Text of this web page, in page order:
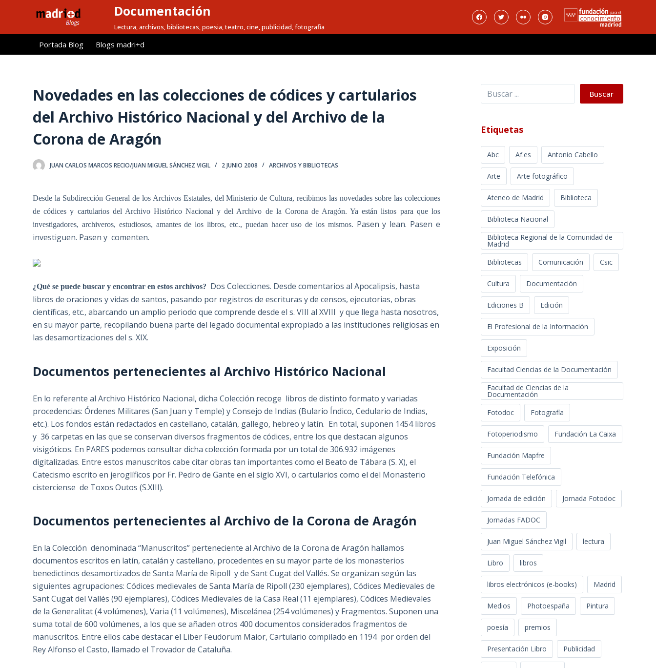
l
Documentación
Lectura, archivos, bibliotecas, poesia, teatro, cine, publicidad, fotografia
Portada Blog Blogs madri+d
Novedades en las colecciones de códices y cartularios
del Archivo Histórico Nacional y del Archivo de la
Corona de Aragón
JUAN CARLOS MARCOS RECIO/JUAN MIGUEL SÁNCHEZ VIGIL 2 JUNIO 2008 ARCHIVOS Y BIBLIOTECAS
Desde la Subdirección General de los Archivos Estatales, del Ministerio de Cultura, recibimos las novedades sobre las colecciones
de códices y cartularios del Archivo Histórico Nacional y del Archivo de la Corona de Aragón. Ya están listos para que los
investigadores, archiveros, estudiosos, amantes de los libros, etc., puedan hacer uso de los mismos. Pasen y lean. Pasen e
investiguen. Pasen y comenten.
¿Qué se puede buscar y encontrar en estos archivos? Dos Colecciones. Desde comentarios al Apocalipsis, hasta
libros de oraciones y vidas de santos, pasando por registros de escrituras y de censos, ejecutorias, obras
científicas, etc., abarcando un amplio periodo que comprende desde el s. VIII al XVIII y que llega hasta nosotros,
en su mayor parte, recopilando buena parte del legado documental expropiado a las instituciones religiosas en
las desamortizaciones del s. XIX.
Documentos pertenecientes al Archivo Histórico Nacional
En lo referente al Archivo Histórico Nacional, dicha Colección recoge libros de distinto formato y variadas
procedencias: Órdenes Militares (San Juan y Temple) y Consejo de Indias (Bulario Índico, Cedulario de Indias,
etc.). Los fondos están redactados en castellano, catalán, gallego, hebreo y latín. En total, suponen 1454 libros
y 36 carpetas en las que se conservan diversos fragmentos de códices, entre los que destacan algunos
visigóticos. En PARES podemos consultar dicha colección formada por un total de 306.932 imágenes
digitalizadas. Entre estos manuscritos cabe citar obras tan importantes como el Beato de Tábara (S. X), el
Catecismo escrito en jeroglíficos por Fr. Pedro de Gante en el siglo XVI, o cartularios como el del Monasterio
cisterciense de Toxos Outos (S.XIII).
Documentos pertenecientes al Archivo de la Corona de Aragón
En la Colección denominada “Manuscritos” perteneciente al Archivo de la Corona de Aragón hallamos
documentos escritos en latín, catalán y castellano, procedentes en su mayor parte de los monasterios
benedictinos desamortizados de Santa María de Ripoll y de Sant Cugat del Vallés. Se organizan según las
siguientes agrupaciones: Códices medievales de Santa María de Ripoll (230 ejemplares), Códices Medievales de
Sant Cugat del Vallés (90 ejemplares), Códices Medievales de la Casa Real (11 ejemplares), Códices Medievales
de la Generalitat (4 volúmenes), Varia (11 volúmenes), Miscelánea (254 volúmenes) y Fragmentos. Suponen una
suma total de 600 volúmenes, a los que se añaden otros 400 documentos considerados fragmentos de
manuscritos. Entre ellos cabe destacar el Liber Feudorum Maior, Cartulario compilado en 1194 por orden del
Rey Alfonso el Casto, llamado el Trovador de Cataluña.
Buscar Buscar
Etiquetas
Abc Af.es Antonio Cabello
Arte Arte fotográfico
Ateneo de Madrid Biblioteca
Biblioteca Nacional
Biblioteca Regional de la Comunidad de
Madrid
Bibliotecas
Comunicación Csic
Cultura Documentación
Ediciones B Edición
El Profesional de la Información
Exposición
Facultad Ciencias de la Documentación
Facultad de Ciencias de la
Documentación
Fotodoc
Fotografía
Fotoperiodismo Fundación La Caixa
Fundación Mapfre
Fundación Telefónica
Jornada de edición Jornada Fotodoc
Jornadas FADOC
Juan Miguel Sánchez Vigil lectura
Libro libros
libros electrónicos (e-books) Madrid
Medios Photoespaña Pintura
poesía premios
Presentación Libro Publicidad